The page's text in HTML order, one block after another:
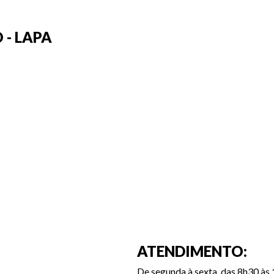
- LAPA
ATENDIMENTO:
De segunda à sexta, das 8h30 às